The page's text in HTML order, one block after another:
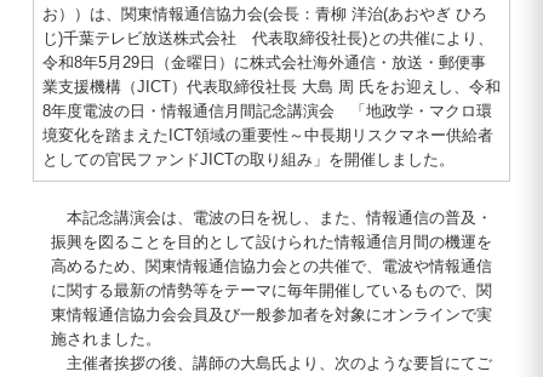
お））は、関東情報通信協力会(会長：青柳 洋治(あおやぎ ひろ
じ)千葉テレビ放送株式会社 代表取締役社長)との共催により、
令和8年5月29日（金曜日）に株式会社海外通信・放送・郵便事
業支援機構（JICT）代表取締役社長 大島 周 氏をお迎えし、令和
8年度電波の日・情報通信月間記念講演会 「地政学・マクロ環
境変化を踏まえたICT領域の重要性～中長期リスクマネー供給者
としての官民ファンドJICTの取り組み」を開催しました。
本記念講演会は、電波の日を祝し、また、情報通信の普及・
振興を図ることを目的として設けられた情報通信月間の機運を
高めるため、関東情報通信協力会との共催で、電波や情報通信
に関する最新の情勢等をテーマに毎年開催しているもので、関
東情報通信協力会会員及び一般参加者を対象にオンラインで実
施されました。
主催者挨拶の後、講師の大島氏より、次のような要旨にてご